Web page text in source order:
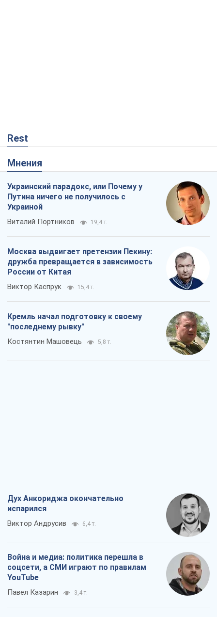
Rest
Мнения
Украинский парадокс, или Почему у
Путина ничего не получилось с
Украиной
Виталий Портников 19,4 т.
Москва выдвигает претензии Пекину:
дружба превращается в зависимость
России от Китая
Виктор Каспрук 15,4 т.
Кремль начал подготовку к своему
"последнему рывку"
Костянтин Машовець 5,8 т.
Дух Анкориджа окончательно
испарился
Виктор Андрусив 6,4 т.
Война и медиа: политика перешла в
соцсети, а СМИ играют по правилам
YouTube
Павел Казарин 3,4 т.